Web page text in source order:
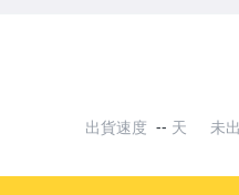
出貨速度 -- 天 未